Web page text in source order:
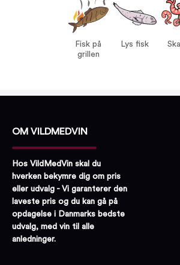
Vin til:
Fisk på
Lys
Fisk på
grillen
Lys fisk
OM VILDMEDVIN
Hos VildMedVin skal du
hverken bekymre dig om pris
eller udvalg - Vi garanterer den
laveste pris og du kan gå på
opdagelse i Danmarks bedste
udvalg, med vin til alle
anledninger.